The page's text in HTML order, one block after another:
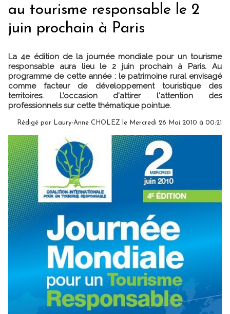
au tourisme responsable le 2
juin prochain à Paris
La 4e édition de la journée mondiale pour un tourisme
responsable aura lieu le 2 juin prochain à Paris. Au
programme de cette année : le patrimoine rural envisagé
comme facteur de développement touristique des
territoires. L’occasion d'attirer l'attention des
professionnels sur cette thématique pointue.
Rédigé par Laury-Anne CHOLEZ le Mercredi 26 Mai 2010 à 00:21